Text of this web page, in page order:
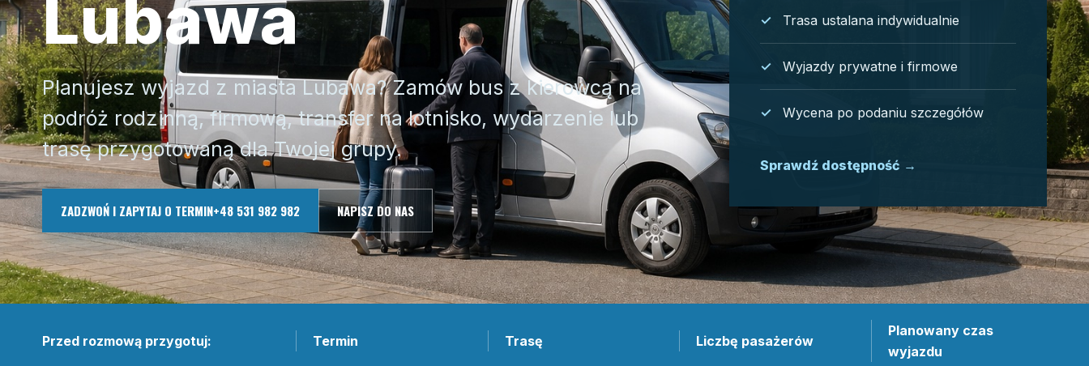
Lubawa
Planujesz wyjazd z miasta Lubawa? Zamów bus z kierowcą na
podróż rodzinną, firmową, transfer na lotnisko, wydarzenie lub
trasę przygotowaną dla Twojej grupy.
ZADZWOŃ I ZAPYTAJ O TERMIN+48 531 982 982 NAPISZ DO NAS
Trasa ustalana indywidualnie
Wyjazdy prywatne i firmowe
Wycena po podaniu szczegółów
Sprawdź dostępność →
Przed rozmową przygotuj: Termin Trasę Liczbę pasażerów
Planowany czas
wyjazdu